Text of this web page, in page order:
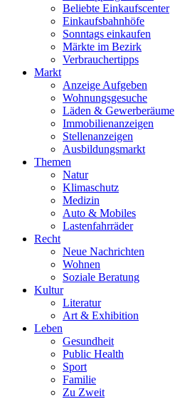
Beliebte Einkaufscenter
Einkaufsbahnhöfe
Sonntags einkaufen
Märkte im Bezirk
Verbrauchertipps
Markt
Anzeige Aufgeben
Wohnungsgesuche
Läden & Gewerberäume
Immobilienanzeigen
Stellenanzeigen
Ausbildungsmarkt
Themen
Natur
Klimaschutz
Medizin
Auto & Mobiles
Lastenfahrräder
Recht
Neue Nachrichten
Wohnen
Soziale Beratung
Kultur
Literatur
Art & Exhibition
Leben
Gesundheit
Public Health
Sport
Familie
Zu Zweit